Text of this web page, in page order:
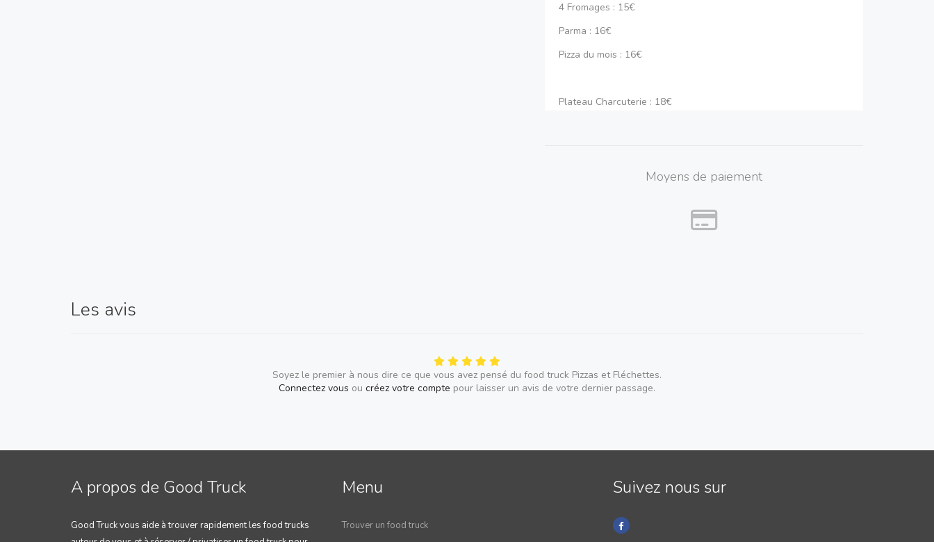
4 Fromages : 15€
Parma : 16€
Pizza du mois : 16€
Plateau Charcuterie : 18€
Moyens de paiement
Les avis
Soyez le premier à nous dire ce que vous avez pensé du food truck Pizzas et Fléchettes.
Connectez vous ou créez votre compte pour laisser un avis de votre dernier passage.
A propos de Good Truck
Good Truck vous aide à trouver rapidement les food trucks
Menu
Trouver un food truck
Suivez nous sur